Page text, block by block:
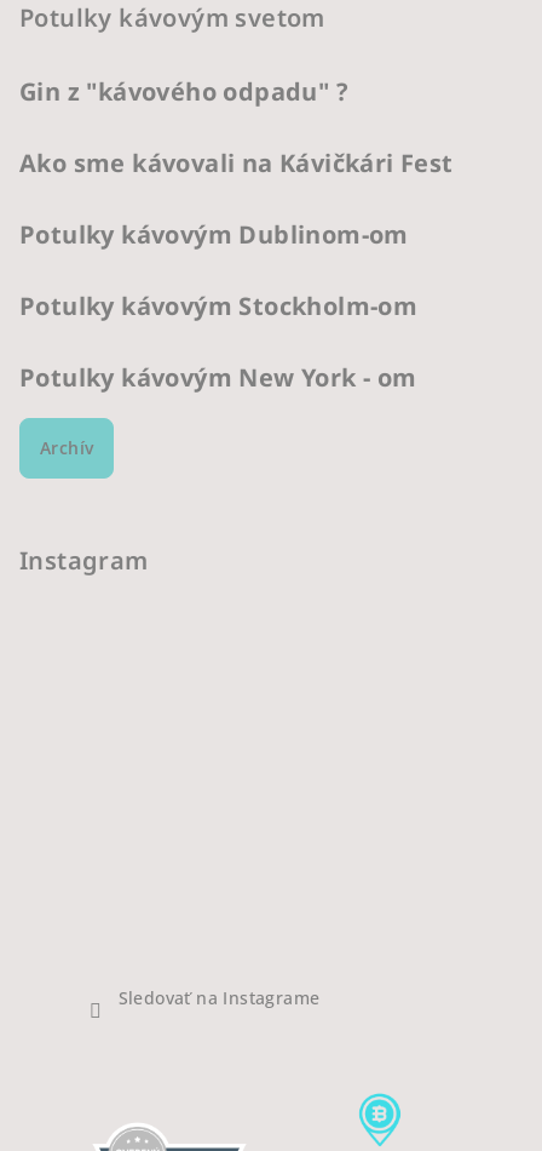
Potulky kávovým svetom
Gin z "kávového odpadu" ?
Ako sme kávovali na Kávičkári Fest
Potulky kávovým Dublinom-om
Potulky kávovým Stockholm-om
Potulky kávovým New York - om
Archív
Instagram
Sledovať na Instagrame